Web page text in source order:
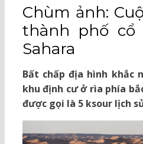
Chùm ảnh:
thành phố cổ
Sahara
Bất chấp địa hình khắc
khu định cư ở rìa phía
được gọi là 5 ksour lịch